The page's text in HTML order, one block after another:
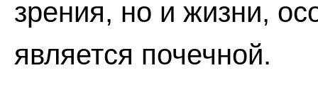
зрения, но и жизни,
является почечной.